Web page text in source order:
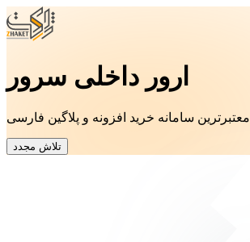
ارور داخلی سرور
معتبرترین سامانه خرید افزونه و پلاگین فارسی
تلاش مجدد